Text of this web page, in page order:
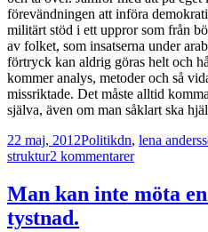
förevändningen att införa
militärt stöd i ett uppror som från
av folket, som insatserna under
förtryck kan aldrig göras helt och
kommer analys, metoder och så
missriktade. Det måste alltid
själva, även om man såklart ska
Postat
22 maj, 2012Kategorier
PolitikTaggar
dn, lena
struktur2 kommentarertill
ganska
rörigt
Man kan inte möta
tystnad.